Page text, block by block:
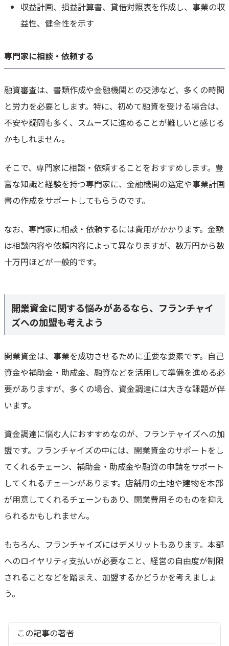
収益計画、損益計算書、貸借対照表を作成し、事業の収
益性、健全性を示す
専門家に相談・依頼する
融資審査は、書類作成や金融機関との交渉など、多くの時間
と労力を必要とします。特に、初めて融資を受ける場合は、
不安や疑問も多く、スムーズに進めることが難しいと感じる
かもしれません。
そこで、専門家に相談・依頼することをおすすめします。豊
富な知識と経験を持つ専門家に、金融機関の選定や事業計画
書の作成をサポートしてもらうのです。
なお、専門家に相談・依頼するには費用がかかります。金額
は相談内容や依頼内容によって異なりますが、数万円から数
十万円ほどが一般的です。
開業資金に関する悩みがあるなら、フランチャイ
ズへの加盟も考えよう
開業資金は、事業を成功させるために重要な要素です。自己
資金や補助金・助成金、融資などを活用して準備を進める必
要がありますが、多くの場合、資金調達には大きな課題が伴
います。
資金調達に悩む人におすすめなのが、フランチャイズへの加
盟です。フランチャイズの中には、開業資金のサポートをし
てくれるチェーン、補助金・助成金や融資の申請をサポート
してくれるチェーンがあります。店舗用の土地や建物を本部
が用意してくれるチェーンもあり、開業費用そのものを抑え
られるかもしれません。
もちろん、フランチャイズにはデメリットもあります。本部
へのロイヤリティ支払いが必要なこと、経営の自由度が制限
されることなどを踏まえ、加盟するかどうかを考えましょ
う。
この記事の著者